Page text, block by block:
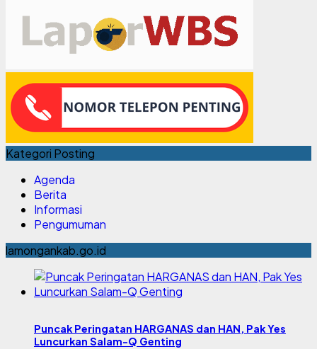
Kategori Posting
Agenda
Berita
Informasi
Pengumuman
lamongankab.go.id
Puncak Peringatan HARGANAS dan HAN, Pak Yes
Luncurkan Salam-Q Genting